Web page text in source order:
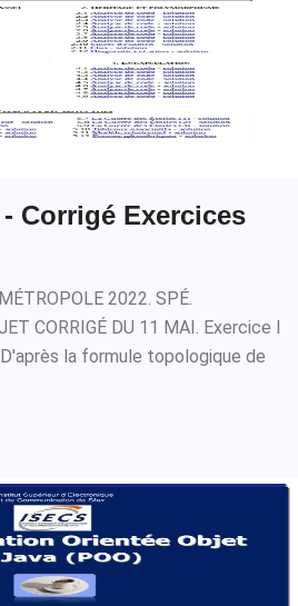
Corrigé Exercices
2022. SPÉ.
CORRIGÉ DU 11 MAI. Exercice I
la formule topologique de